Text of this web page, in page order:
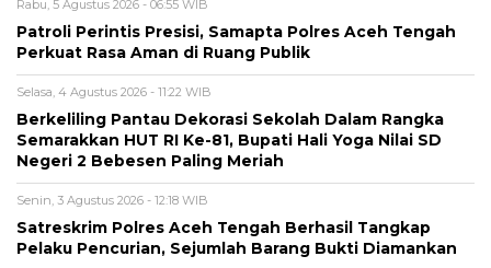
Rabu, 5 Agustus 2026 - 06:55 WIB
Patroli Perintis Presisi, Samapta Polres Aceh Tengah
Perkuat Rasa Aman di Ruang Publik
Selasa, 4 Agustus 2026 - 11:22 WIB
Berkeliling Pantau Dekorasi Sekolah Dalam Rangka
Semarakkan HUT RI Ke-81, Bupati Hali Yoga Nilai SD
Negeri 2 Bebesen Paling Meriah
Senin, 3 Agustus 2026 - 12:18 WIB
Satreskrim Polres Aceh Tengah Berhasil Tangkap
Pelaku Pencurian, Sejumlah Barang Bukti Diamankan